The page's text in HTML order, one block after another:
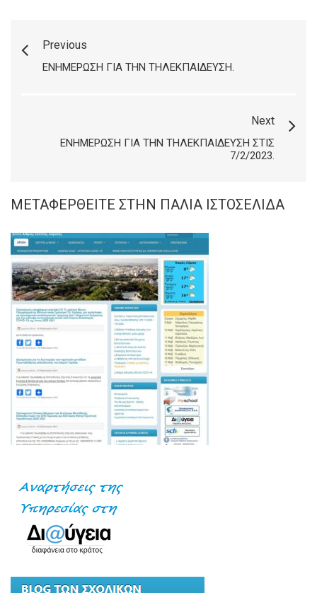
Previous
ΕΝΗΜΈΡΩΣΗ ΓΙΑ ΤΗΝ ΤΗΛΕΚΠΑΊΔΕΥΣΗ.
Next
ΕΝΗΜΈΡΩΣΗ ΓΙΑ ΤΗΝ ΤΗΛΕΚΠΑΊΔΕΥΣΗ ΣΤΙΣ
7/2/2023.
ΜΕΤΑΦΕΡΘΕΊΤΕ ΣΤΗΝ ΠΑΛΙΆ ΙΣΤΟΣΕΛΊΔΑ